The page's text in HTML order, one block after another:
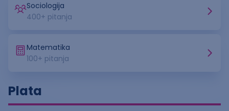
Sociologija
400+ pitanja
Matematika
100+ pitanja
Plata